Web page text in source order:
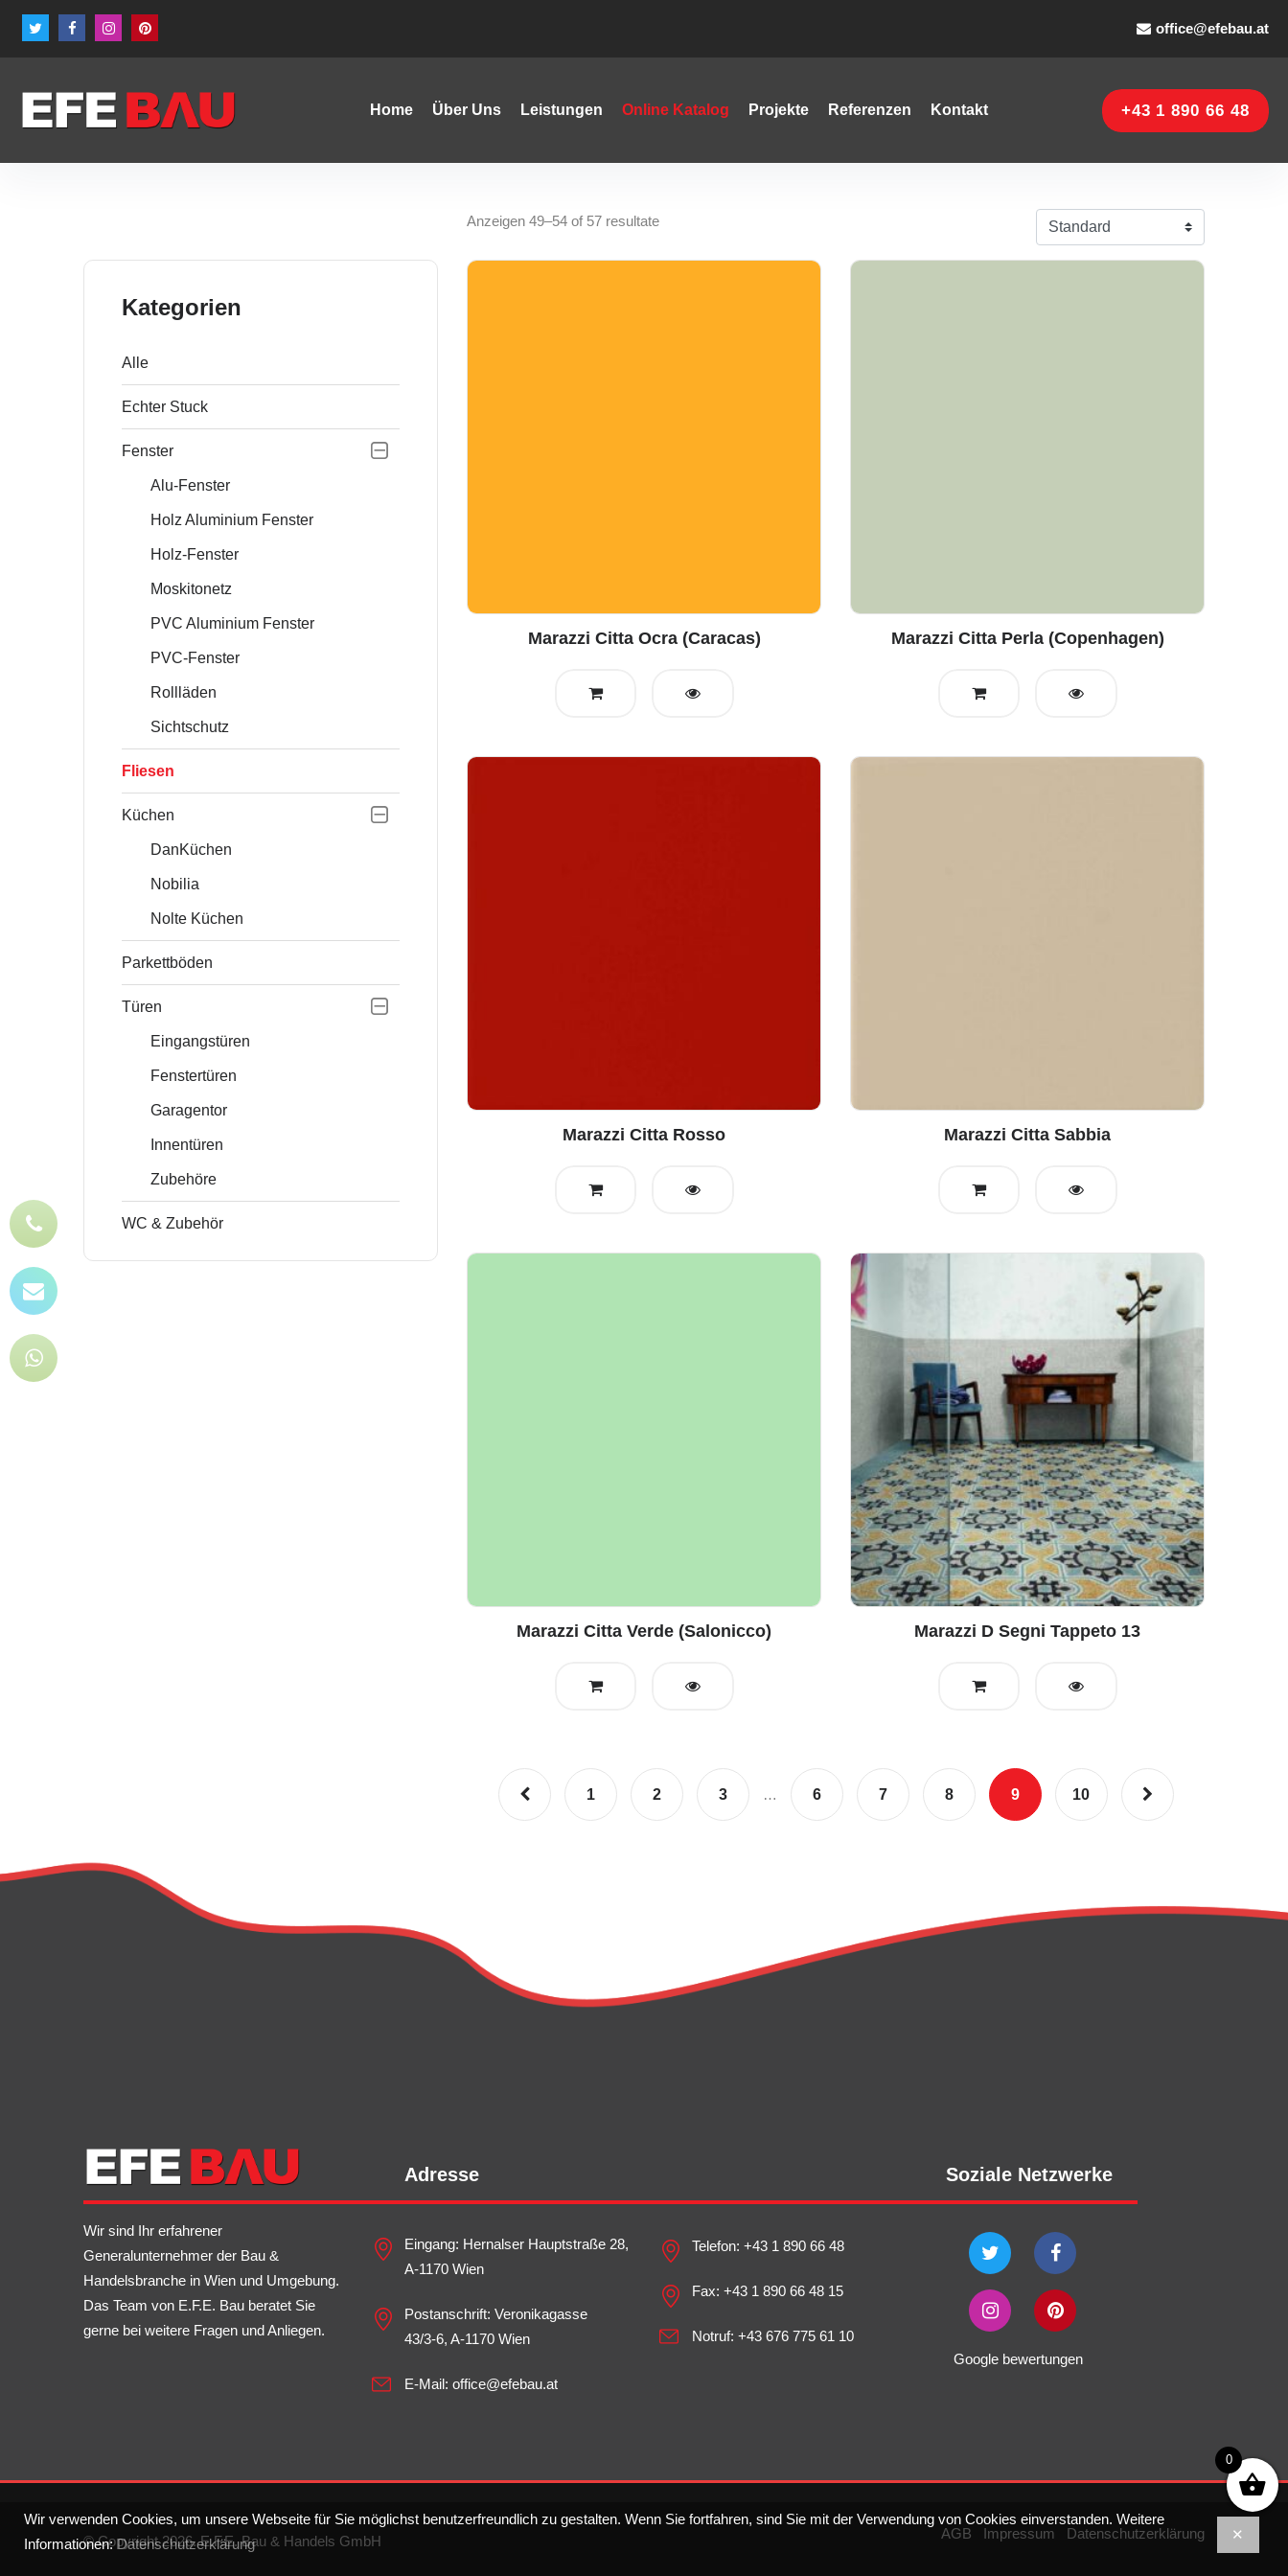
office@efebau.at
Home Über Uns Leistungen Online Katalog Projekte Referenzen Kontakt +43 1 890 66 48
Anzeigen 49–54 of 57 resultate
Kategorien
Alle
Echter Stuck
Fenster
Alu-Fenster
Holz Aluminium Fenster
Holz-Fenster
Moskitonetz
PVC Aluminium Fenster
PVC-Fenster
Rollläden
Sichtschutz
Fliesen
Küchen
DanKüchen
Nobilia
Nolte Küchen
Parkettböden
Türen
Eingangstüren
Fenstertüren
Garagentor
Innentüren
Zubehöre
WC & Zubehör
Marazzi Citta Ocra (Caracas) Marazzi Citta Perla (Copenhagen)
Marazzi Citta Rosso Marazzi Citta Sabbia
Marazzi Citta Verde (Salonicco) Marazzi D Segni Tappeto 13
1 2 3 … 6 7 8 9 10
Wir sind Ihr erfahrener
Generalunternehmer der Bau &
Handelsbranche in Wien und Umgebung.
Das Team von E.F.E. Bau beratet Sie
gerne bei weitere Fragen und Anliegen.
Adresse
Eingang: Hernalser Hauptstraße 28,
A-1170 Wien
Postanschrift: Veronikagasse
43/3-6, A-1170 Wien
E-Mail: office@efebau.at
Telefon: +43 1 890 66 48
Fax: +43 1 890 66 48 15
Notruf: +43 676 775 61 10
Soziale Netzwerke
Google bewertungen
© Copyright 2026. E.F.E. Bau & Handels GmbH AGB Impressum Datenschutzerklärung
Wir verwenden Cookies, um unsere Webseite für Sie möglichst benutzerfreundlich zu gestalten. Wenn Sie fortfahren, sind Sie mit der Verwendung von Cookies einverstanden. Weitere
Informationen:Datenschutzerklärung
✕
0